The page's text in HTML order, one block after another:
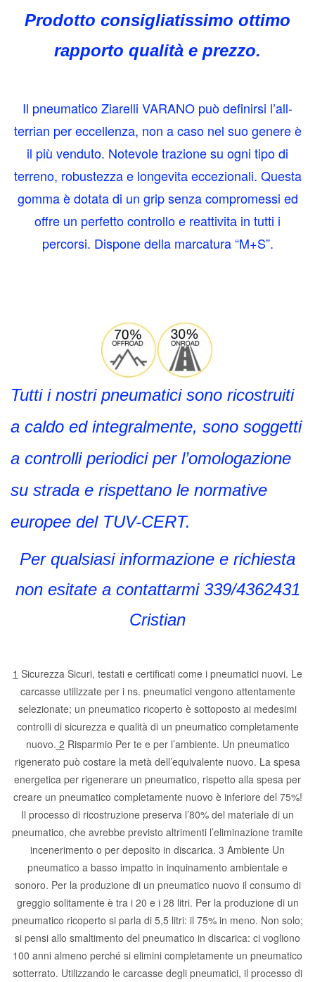
Prodotto consigliatissimo ottimo
rapporto qualità e prezzo.
Il pneumatico Ziarelli VARANO può definirsi l’all-
terrian per eccellenza, non a caso nel suo genere è
il più venduto. Notevole trazione su ogni tipo di
terreno, robustezza e longevitа eccezionali. Questa
gomma è dotata di un grip senza compromessi ed
offre un perfetto controllo e reattivitа in tutti i
percorsi. Dispone della marcatura “M+S”.
Tutti i nostri pneumatici sono ricostruiti
a caldo ed integralmente, sono soggetti
a controlli periodici per l’omologazione
su strada e rispettano le normative
europee del TUV-CERT.
Per qualsiasi informazione e richiesta
non esitate a contattarmi 339/4362431
Cristian
1 Sicurezza Sicuri, testati e certificati come i pneumatici nuovi. Le
carcasse utilizzate per i ns. pneumatici vengono attentamente
selezionate; un pneumatico ricoperto è sottoposto ai medesimi
controlli di sicurezza e qualità di un pneumatico completamente
nuovo. 2 Risparmio Per te e per l’ambiente. Un pneumatico
rigenerato può costare la metà dell’equivalente nuovo. La spesa
energetica per rigenerare un pneumatico, rispetto alla spesa per
creare un pneumatico completamente nuovo è inferiore del 75%!
Il processo di ricostruzione preserva l’80% del materiale di un
pneumatico, che avrebbe previsto altrimenti l’eliminazione tramite
incenerimento o per deposito in discarica. 3 Ambiente Un
pneumatico a basso impatto in inquinamento ambientale e
sonoro. Per la produzione di un pneumatico nuovo il consumo di
greggio solitamente è tra i 20 e i 28 litri. Per la produzione di un
pneumatico ricoperto si parla di 5,5 litri: il 75% in meno. Non solo;
si pensi allo smaltimento del pneumatico in discarica: ci vogliono
100 anni almeno perché si elimini completamente un pneumatico
sotterrato. Utilizzando le carcasse degli pneumatici, il processo di